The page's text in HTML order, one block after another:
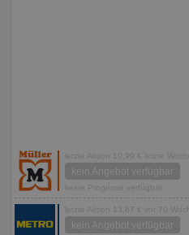
letzte Aktion 10,99 € letzte Woche
kein Angebot verfügbar
keine Prognose verfügbar
letzte Aktion 13,67 € vor 70
kein Angebot verfügbar